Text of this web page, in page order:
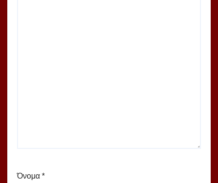
Όνομα *